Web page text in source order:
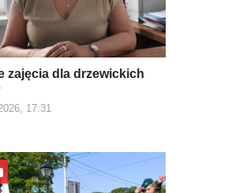
zajęcia dla drzewickich
17:31